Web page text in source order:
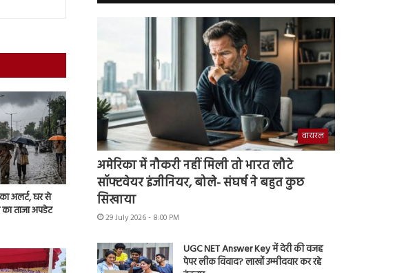
अलर्ट, घर से
ताजा अपडेट
वायरल
अमेरिका में नौकरी नहीं मिली तो भारत लौटे
सॉफ्टवेयर इंजीनियर, बोले- संघर्ष ने बहुत कुछ
सिखाया
29 July 2026 - 8:00 PM
UGC NET Answer Key में देरी की वजह
पेपर लीक विवाद? लाखों उम्मीदवार कर रहे